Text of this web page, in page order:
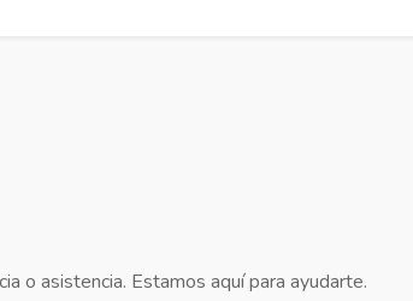
o asistencia. Estamos aquí para ayudarte.